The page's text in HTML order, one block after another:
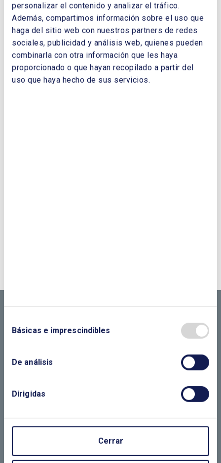
personalizar el contenido y analizar el tráfico.
Además, compartimos información sobre el uso que
haga del sitio web con nuestros partners de redes
sociales, publicidad y análisis web, quienes pueden
combinarla con otra información que les haya
proporcionado o que hayan recopilado a partir del
uso que haya hecho de sus servicios.
Básicas e imprescindibles
De análisis
Dirigidas
Cerrar
Enviar
NECESITAS MÁS
INFORMACIÓN